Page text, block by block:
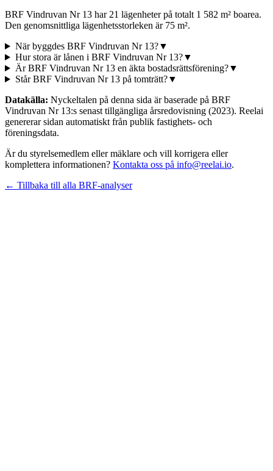
BRF Vindruvan Nr 13 har 21 lägenheter på totalt 1 582 m² boarea.
Den genomsnittliga lägenhetsstorleken är 75 m².
När byggdes BRF Vindruvan Nr 13?▼
Hur stora är lånen i BRF Vindruvan Nr 13?▼
Är BRF Vindruvan Nr 13 en äkta bostadsrättsförening?▼
Står BRF Vindruvan Nr 13 på tomträtt?▼
Datakälla: Nyckeltalen på denna sida är baserade på BRF
Vindruvan Nr 13:s senast tillgängliga årsredovisning (2023). Reelai
genererar sidan automatiskt från publik fastighets- och
föreningsdata.
Är du styrelsemedlem eller mäklare och vill korrigera eller
komplettera informationen? Kontakta oss på info@reelai.io.
← Tillbaka till alla BRF-analyser